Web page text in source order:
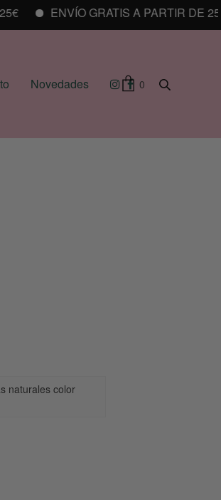
ENVÍO GRATIS A PARTIR DE 25€
Novedades 0
naturales color